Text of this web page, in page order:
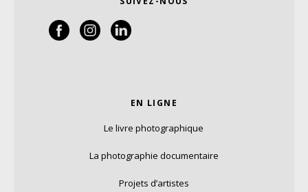
EN LIGNE
Le livre photographique
La photographie documentaire
Projets d’artistes